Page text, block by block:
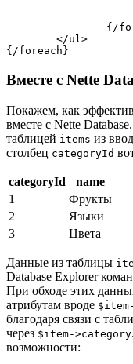
Вместе с Nette
Покажем, как
вместе с Nette
таблицей items из
столбец categoryId
categoryId
name
1
Фрукты
2
Языки
3
Цвета
Данные из таблицы
Database Explorer
При обходе этих
атрибутам вроде $item-
благодаря связи с
через $item->category
возможности: